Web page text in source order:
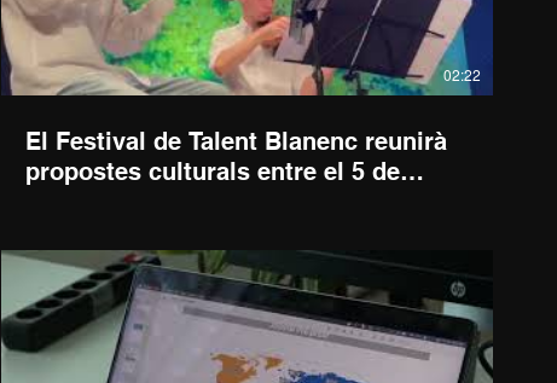
02:22
El Festival de Talent Blanenc reunirà
propostes culturals entre el 5 de